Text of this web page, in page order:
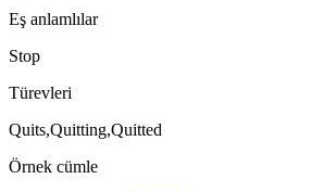
Eş anlamlılar
Stop
Türevleri
Quits,Quitting,Quitted
Örnek cümle